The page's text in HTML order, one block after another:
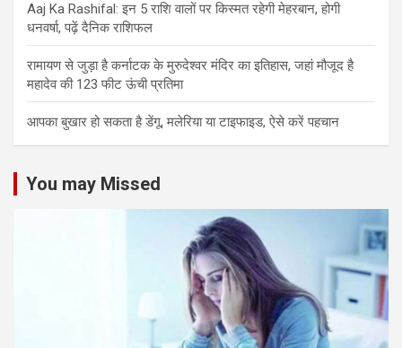
Aaj Ka Rashifal: इन 5 राशि वालों पर किस्मत रहेगी मेहरबान, होगी
धनवर्षा, पढ़ें दैनिक राशिफल
रामायण से जुड़ा है कर्नाटक के मुरुदेश्वर मंदिर का इतिहास, जहां मौजूद है
महादेव की 123 फीट ऊंची प्रतिमा
आपका बुखार हो सकता है डेंगू, मलेरिया या टाइफाइड, ऐसे करें पहचान
You may Missed